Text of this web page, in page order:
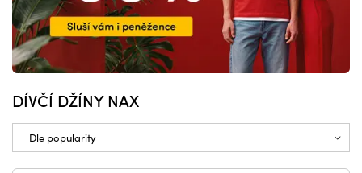
DÍVČÍ DŽÍNY NAX